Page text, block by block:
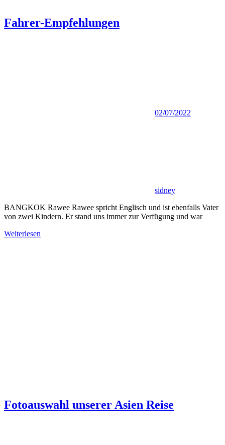
Fahrer-Empfehlungen
02/07/2022
sidney
BANGKOK Rawee Rawee spricht Englisch und ist ebenfalls Vater
von zwei Kindern. Er stand uns immer zur Verfügung und war
Weiterlesen
Fotoauswahl unserer Asien Reise